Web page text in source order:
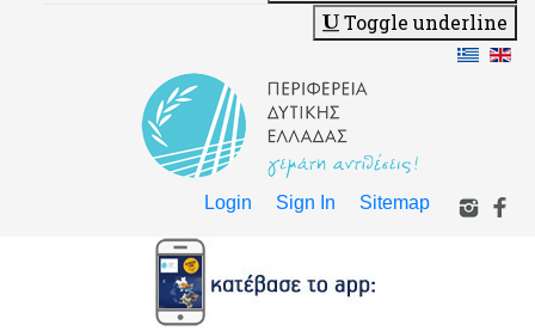
Toggle underline
Login Sign In Sitemap